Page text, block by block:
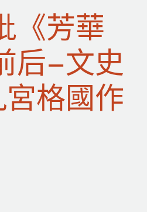
《芳華
后–文史
格國作